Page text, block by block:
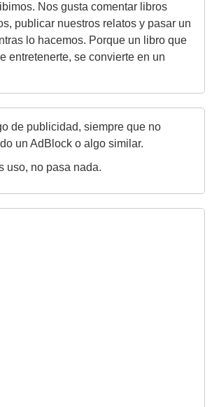
Nos gusta comentar libros
publicar nuestros relatos y pasar un
lo hacemos. Porque un libro que
entretenerte, se convierte en un
de publicidad, siempre que no
un AdBlock o algo similar.
uso, no pasa nada.